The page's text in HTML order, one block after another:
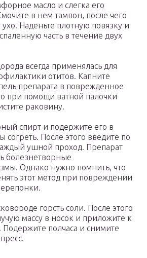
масло и слегка его
в нем тампон, после чего
ухо. Наденьте плотную повязку и
часть в течение двух
всегда применялась для
отитов. Капните
препарата в поврежденное
при помощи ватной палочки
раковину.
спирт и подержите его в
согреть. После этого введите по
ушной проход. Препарат
болезнетворные
Однако нужно помнить, что
этот метод при повреждении
горсть соли. После этого
массу в носок и приложите к
Подержите полчаса и снимите